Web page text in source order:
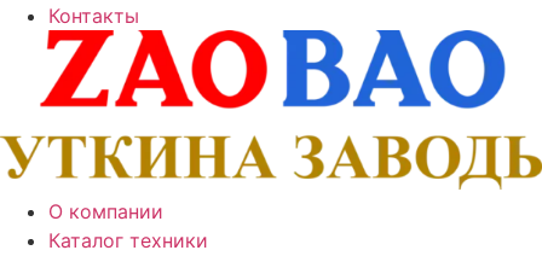
Контакты
О компании
Каталог техники